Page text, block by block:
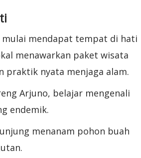
mulai mendapat tempat di hati
menawarkan paket wisata
praktik nyata menjaga alam.
Arjuno, belajar mengenali
endemik.
menanam pohon buah